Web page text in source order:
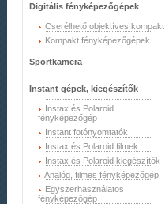
Digitális fényképezőgépek
Cserélhető objektíves kompakt
Kompakt fényképezőgépek
Sportkamera
Instant gépek, kiegészítők
Instax és Polaroid
fényképezőgép
Instant fotónyomtatók
Instax és Polaroid filmek
Instax és Polaroid kiegészítők
Analóg, filmes fényképezőgép
Egyszerhasználatos
fényképezőgép